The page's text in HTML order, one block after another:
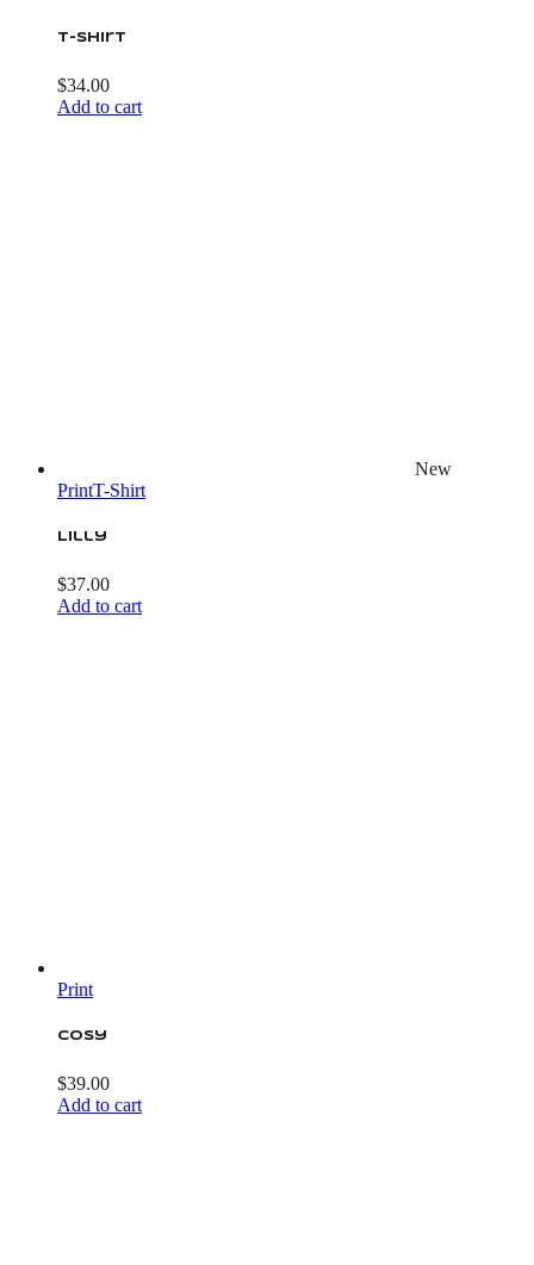
T-shirt
$34.00
Add to cart
New
PrintT-Shirt
Lilly
$37.00
Add to cart
Print
Cosy
$39.00
Add to cart